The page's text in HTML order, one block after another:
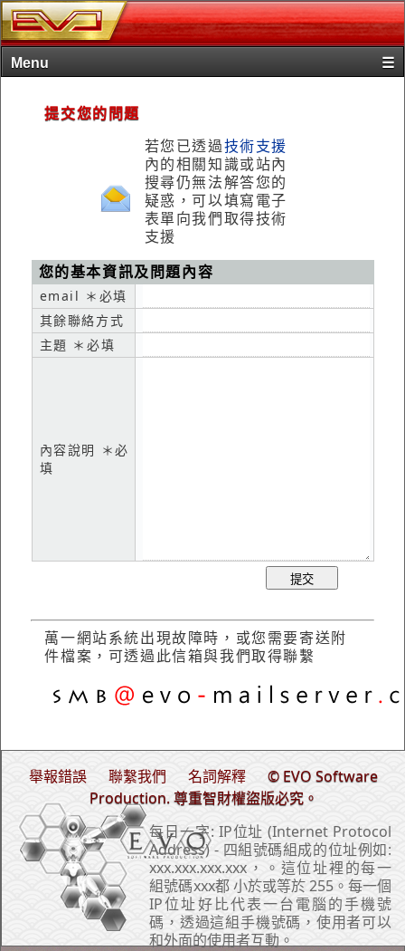
Menu ☰
關於我們
提交您的問題
若您已透過技術支援
內的相關知識或站內
搜尋仍無法解答您的
疑惑，可以填寫電子
表單向我們取得技術
支援
您的基本資訊及問題內容
email ＊必填
其餘聯絡方式
主題 ＊必填
內容說明 ＊必
填
萬一網站系統出現故障時，或您需要寄送附
件檔案，可透過此信箱與我們取得聯繫
舉報錯誤 聯繫我們 名詞解釋
© EVO Software
Production. 尊重智財權盜版必究。
每日一字: IP位址 (Internet Protocol
Address) - 四組號碼組成的位址例如:
xxx.xxx.xxx.xxx，。這位址裡的每一
組號碼xxx都 小於或等於 255。每一個
IP位址好比代表一台電腦的手機號
碼，透過這組手機號碼，使用者可以
和外面的使用者互動。